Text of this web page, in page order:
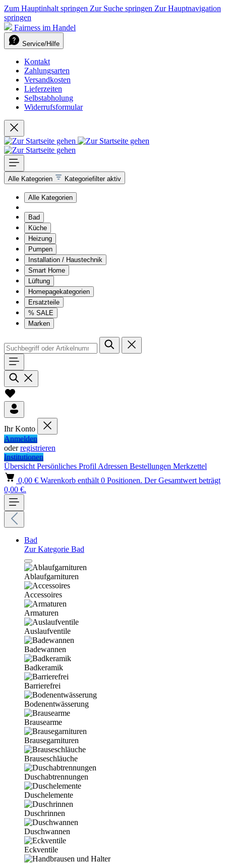
Zum Hauptinhalt springen Zur Suche springen Zur Hauptnavigation
springen
Fairness im Handel
Service/Hilfe
Kontakt
Zahlungsarten
Versandkosten
Lieferzeiten
Selbstabholung
Widerrufsformular
Alle Kategorien Kategoriefilter aktiv
Alle Kategorien
Bad
Küche
Heizung
Pumpen
Installation / Haustechnik
Smart Home
Lüftung
Homepagekategorien
Ersatzteile
% SALE
Marken
Ihr Konto
Anmelden
oderregistrieren
Institutionen
Übersicht Persönliches Profil Adressen Bestellungen Merkzettel
0,00 € Warenkorb enthält 0 Positionen. Der Gesamtwert beträgt
0,00 €.
Bad
Zur Kategorie Bad
Ablaufgarnituren
Accessoires
Armaturen
Auslaufventile
Badewannen
Badkeramik
Barrierefrei
Bodenentwässerung
Brausearme
Brausegarnituren
Brauseschläuche
Duschabtrennungen
Duschelemente
Duschrinnen
Duschwannen
Eckventile